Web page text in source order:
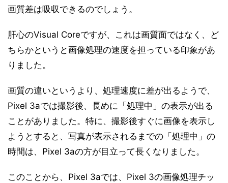
画質差は吸収できるのでしょう。
肝心のVisual Coreですが、これは画質面ではなく、ど
ちらかというと画像処理の速度を担っている印象があ
りました。
画質の違いというより、処理速度に差が出るようで、
Pixel 3aでは撮影後、長めに「処理中」の表示が出る
ことがありました。特に、撮影後すぐに画像を表示し
ようとすると、写真が表示されるまでの「処理中」の
時間は、Pixel 3aの方が目立って長くなりました。
このことから、Pixel 3aでは、Pixel 3の画像処理チッ